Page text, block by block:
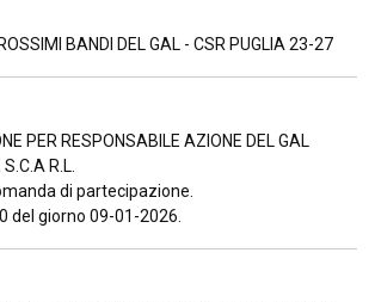
BANDI DEL GAL - CSR PUGLIA 23-27
PER RESPONSABILE AZIONE DEL GAL
R.L.
di partecipazione.
del giorno 09-01-2026.